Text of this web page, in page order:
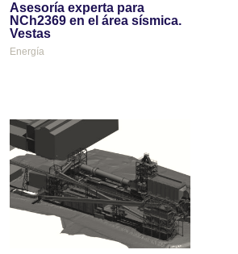
Asesoría experta para
NCh2369 en el área sísmica.
Vestas
Energía